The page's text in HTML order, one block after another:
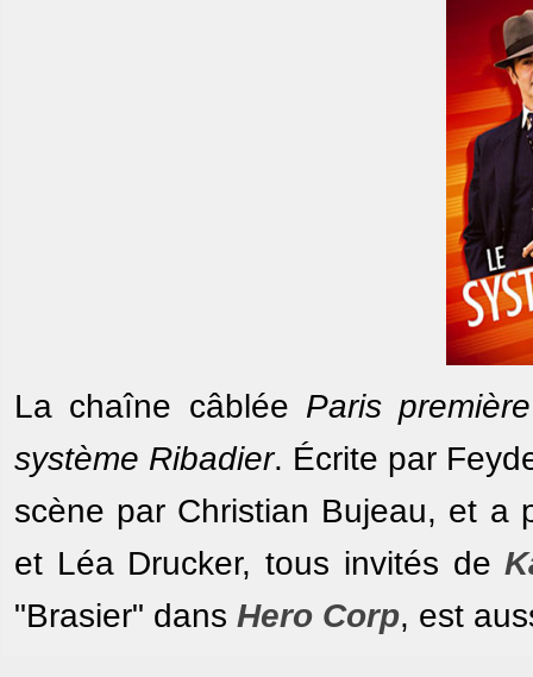
La chaîne câblée Paris première
système Ribadier. Écrite par
scène par Christian Bujeau, et a
et Léa Drucker, tous invités de
"Brasier" dans Hero Corp, est